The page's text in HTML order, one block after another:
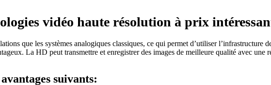
vidéo haute résolution à prix
que les systèmes analogiques classiques, ce qui permet d’utiliser l’infrastructure
La HD peut transmettre et enregistrer des images de meilleure qualité avec une
suivants: